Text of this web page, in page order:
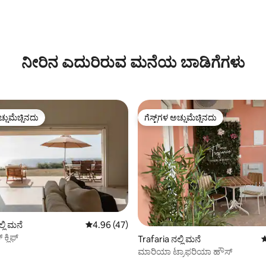
113 ವಿಮರ್ಶೆಗಳು
ನೀರಿನ ಎದುರಿರುವ ಮನೆಯ ಬಾಡಿಗೆಗಳು
225 ವಿಮರ್ಶೆಗಳು
ಮನೆ 5 ರಲ್ಲಿ 4.96 ಸರಾಸರಿ ರೇಟಿಂಗ್, 47 ವಿಮರ್ಶೆಗಳು
4.96 (47)
ಗೆಸ್ಟ್‌ಗಳ ಅಚ್ಚುಮೆಚ್ಚಿನದು
ಗೆಸ್ಟ್‌ಗಳ ಅಚ್ಚುಮೆಚ್ಚಿನದು
Trafaria ನಲ್ಲಿ ಮನೆ
ಮಾರಿಯಾ ಟ್ರಾಫರಿಯಾ ಹೌಸ್